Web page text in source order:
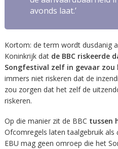
avonds laat.’
Kortom: de term wordt dusdanig
Koninkrijk dat de BBC riskeerde
Songfestival zelf in gevaar zou
immers niet riskeren dat de
zou zorgen dat het zelf de
riskeren.
Op die manier zit de BBC tussen
Ofcomregels laten taalgebruik als
EBU mag geen omroep die het